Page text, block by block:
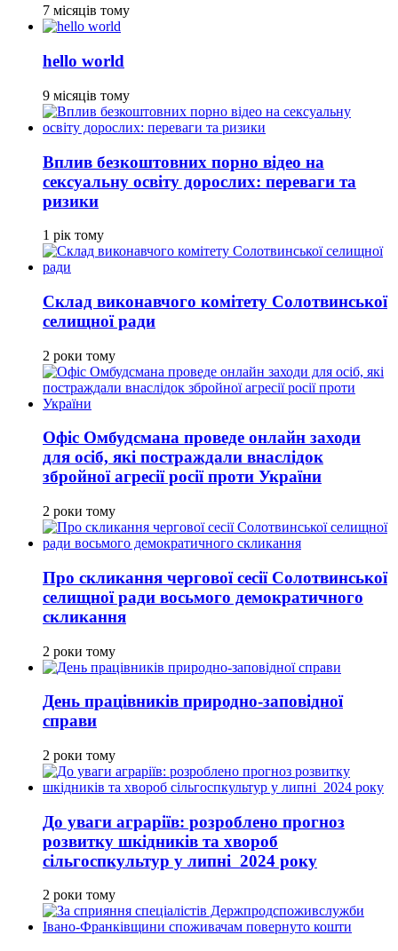
7 місяців тому
hello world
9 місяців тому
Вплив безкоштовних порно відео на
сексуальну освіту дорослих: переваги та
ризики
1 рік тому
Склад виконавчого комітету Солотвинської
селищної ради
2 роки тому
Офіс Омбудсмана проведе онлайн заходи
для осіб, які постраждали внаслідок
збройної агресії росії проти України
2 роки тому
Про скликання чергової сесії Солотвинської
селищної ради восьмого демократичного
скликання
2 роки тому
День працівників природно-заповідної
справи
2 роки тому
До уваги аграріїв: розроблено прогноз
розвитку шкідників та хвороб
сільгоспкультур у липні 2024 року
2 роки тому